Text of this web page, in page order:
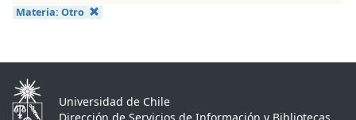
Materia: Otro
Universidad de Chile
Dirección de Servicios de Información y Bibliotecas